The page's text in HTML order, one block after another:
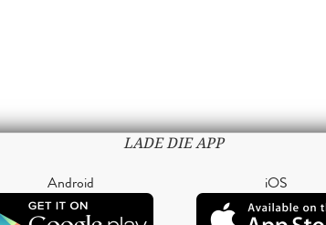
LADE DIE APP
Android iOS